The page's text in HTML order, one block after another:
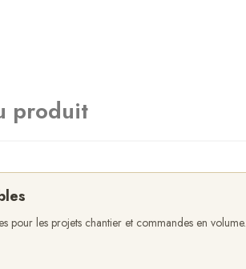
produit
pour les projets chantier et commandes en volume.